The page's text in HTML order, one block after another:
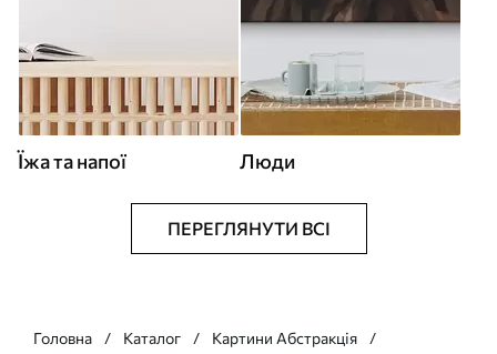
Їжа та напої Люди
ПЕРЕГЛЯНУТИ ВСІ
Головна Каталог
Картини Абстракція